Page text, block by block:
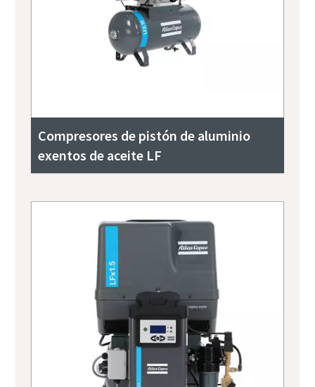
Compresores de pistón de aluminio
exentos de aceite LF